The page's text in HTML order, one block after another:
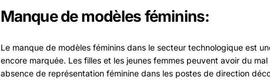
Manque de modèles féminins:
Le manque de modèles féminins dans le secteur technologique est
encore marquée. Les filles et les jeunes femmes peuvent avoir du
absence de représentation féminine dans les postes de direction